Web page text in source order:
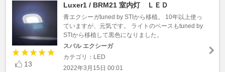
13
Luxer1 / BRM21 室内灯 ＬＥＤ
青エクシーガtuned by STIから移植。 10年以上使っ
ていますが、元気です。 ライトのベースもtuned by
STIから移植して黒色になりました。
スバル エクシーガ
カテゴリ：LED
2022年3月15日 00:01